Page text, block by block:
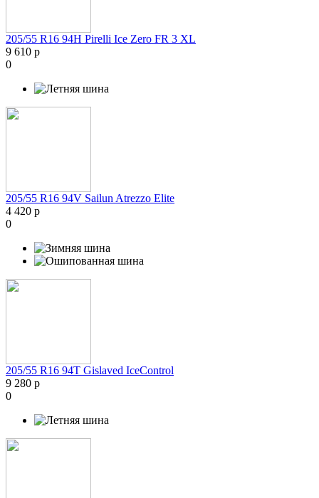
205/55 R16 94H Pirelli Ice Zero FR 3 XL
9 610 р
0
205/55 R16 94V Sailun Atrezzo Elite
4 420 р
0
205/55 R16 94T Gislaved IceControl
9 280 р
0